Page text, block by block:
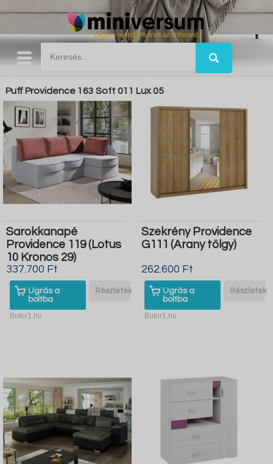
Puff Providence 163 Soft 011 Lux 05
Sarokkanapé
Providence 119 (Lotus
10 Kronos 29)
337.700 Ft
Ugrás a
boltba
Részletek
Butor1.hu
Szekrény Providence
G111 (Arany tölgy)
262.600 Ft
Ugrás a
boltba
Részletek
Butor1.hu